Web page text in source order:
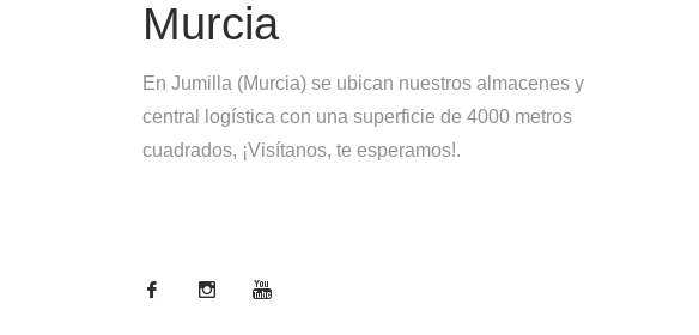
Murcia
En Jumilla (Murcia) se ubican nuestros almacenes y
central logística con una superficie de 4000 metros
cuadrados, ¡Visítanos, te esperamos!.